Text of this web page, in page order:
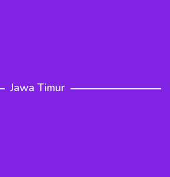
Jawa Timur